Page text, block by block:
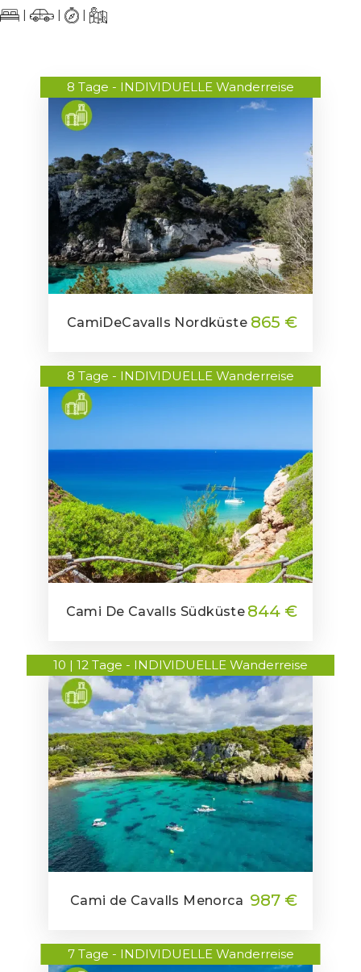
| | |
8 Tage - INDIVIDUELLE Wanderreise
CamiDeCavalls Nordküste 865 €
8 Tage - INDIVIDUELLE Wanderreise
Cami De Cavalls Südküste 844 €
10 | 12 Tage - INDIVIDUELLE Wanderreise
Cami de Cavalls Menorca 987 €
7 Tage - INDIVIDUELLE Wanderreise